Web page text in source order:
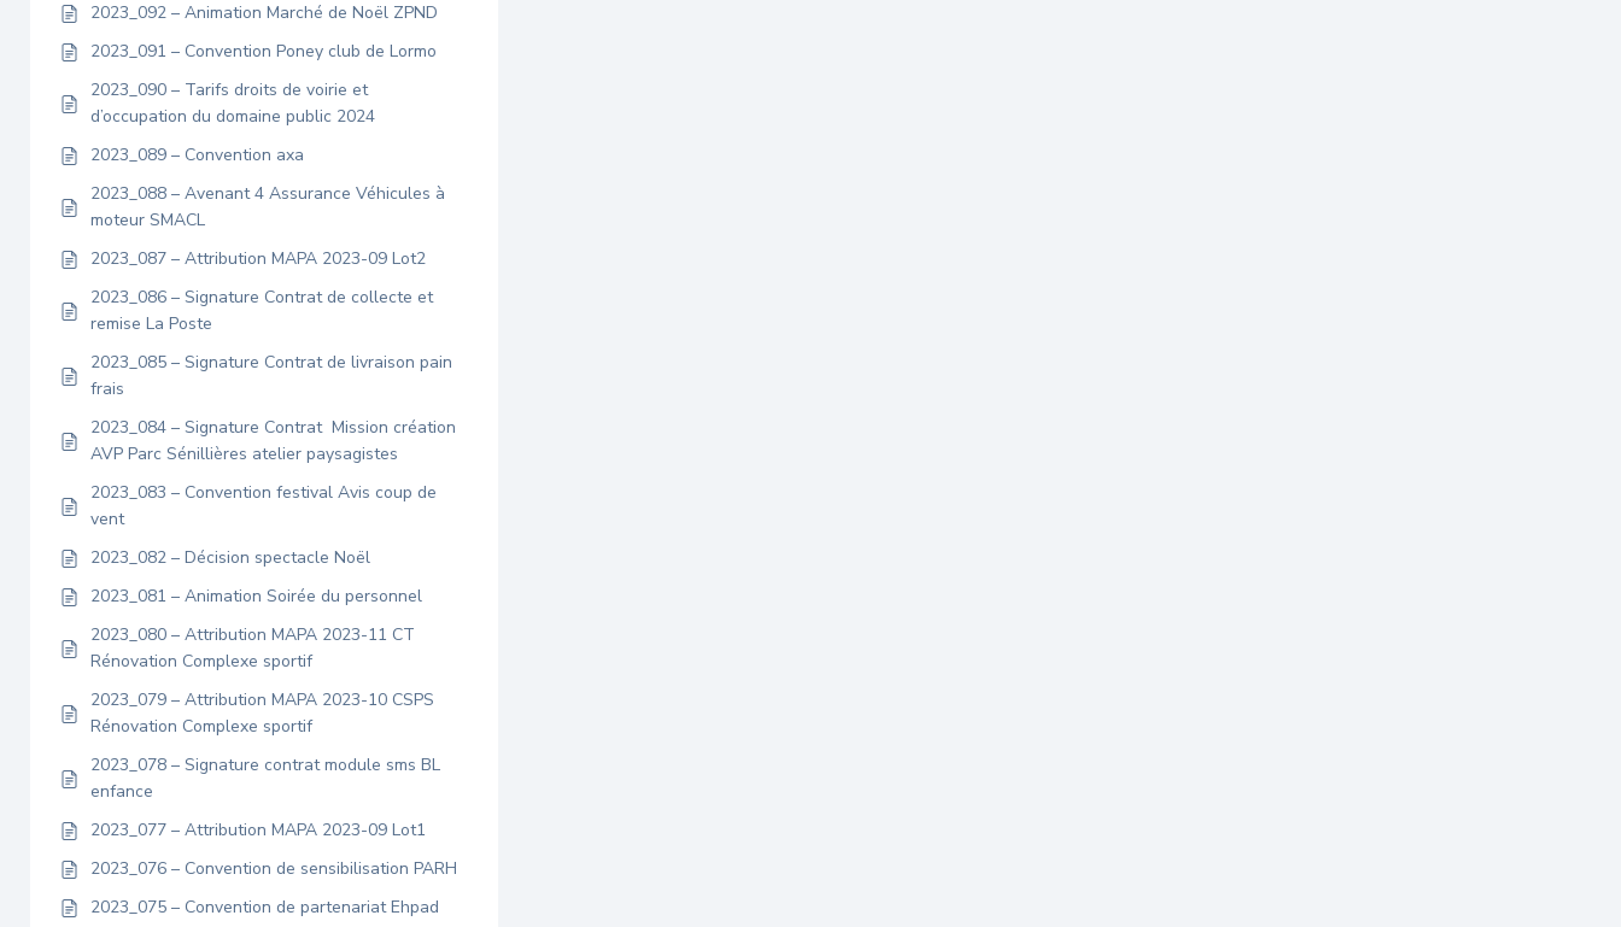
2023_092 – Animation Marché de Noël ZPND
2023_091 – Convention Poney club de Lormo
2023_090 – Tarifs droits de voirie et
d’occupation du domaine public 2024
2023_089 – Convention axa
2023_088 – Avenant 4 Assurance Véhicules à
moteur SMACL
2023_087 – Attribution MAPA 2023-09 Lot2
2023_086 – Signature Contrat de collecte et
remise La Poste
2023_085 – Signature Contrat de livraison pain
frais
2023_084 – Signature Contrat Mission création
AVP Parc Sénillières atelier paysagistes
2023_083 – Convention festival Avis coup de
vent
2023_082 – Décision spectacle Noël
2023_081 – Animation Soirée du personnel
2023_080 – Attribution MAPA 2023-11 CT
Rénovation Complexe sportif
2023_079 – Attribution MAPA 2023-10 CSPS
Rénovation Complexe sportif
2023_078 – Signature contrat module sms BL
enfance
2023_077 – Attribution MAPA 2023-09 Lot1
2023_076 – Convention de sensibilisation PARH
2023_075 – Convention de partenariat Ehpad